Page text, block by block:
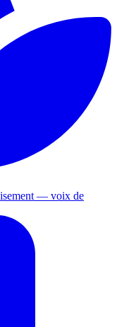
— voix de